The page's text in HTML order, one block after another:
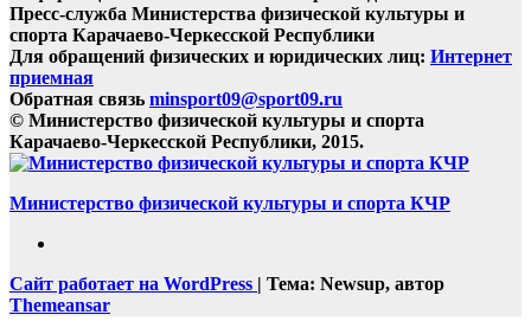
Пресс-служба Министерства физической культуры и
спорта Карачаево-Черкесской Республики
Для обращений физических и юридических лиц: Интернет
приемная
Обратная связь minsport09@sport09.ru
© Министерство физической культуры и спорта
Карачаево-Черкесской Республики, 2015.
Министерство физической культуры и спорта КЧР
Сайт работает на WordPress | Тема: Newsup, автор
Themeansar